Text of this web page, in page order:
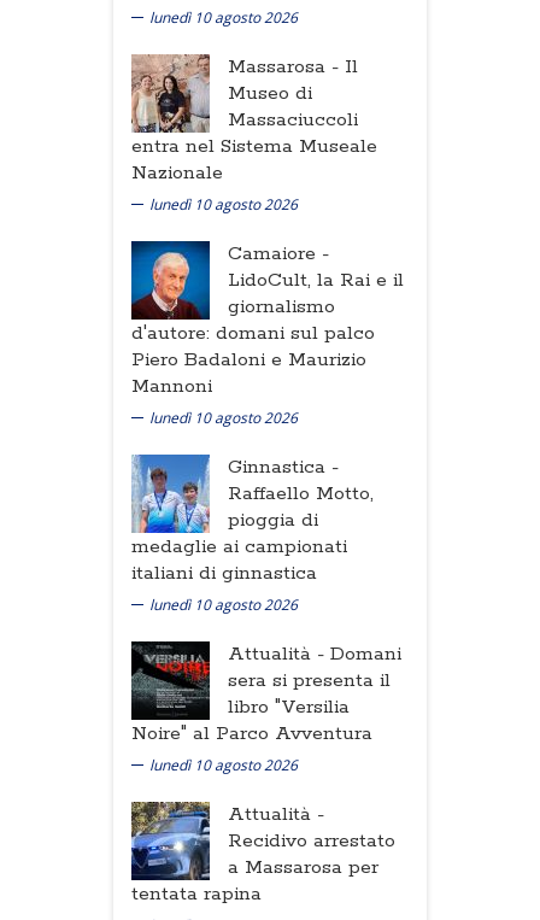
lunedì 10 agosto 2026
Massarosa - Il
Museo di
Massaciuccoli
entra nel Sistema Museale
Nazionale
lunedì 10 agosto 2026
Camaiore -
LidoCult, la Rai e il
giornalismo
d'autore: domani sul palco
Piero Badaloni e Maurizio
Mannoni
lunedì 10 agosto 2026
Ginnastica -
Raffaello Motto,
pioggia di
medaglie ai campionati
italiani di ginnastica
lunedì 10 agosto 2026
Attualità - Domani
sera si presenta il
libro "Versilia
Noire" al Parco Avventura
lunedì 10 agosto 2026
Attualità -
Recidivo arrestato
a Massarosa per
tentata rapina